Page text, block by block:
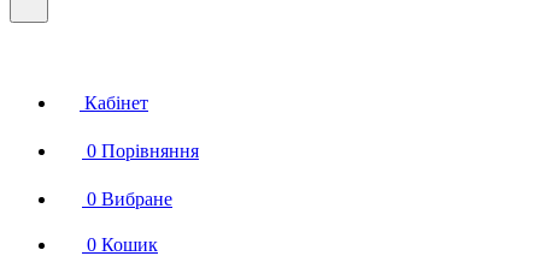
Кабінет
0 Порівняння
0 Вибране
0 Кошик